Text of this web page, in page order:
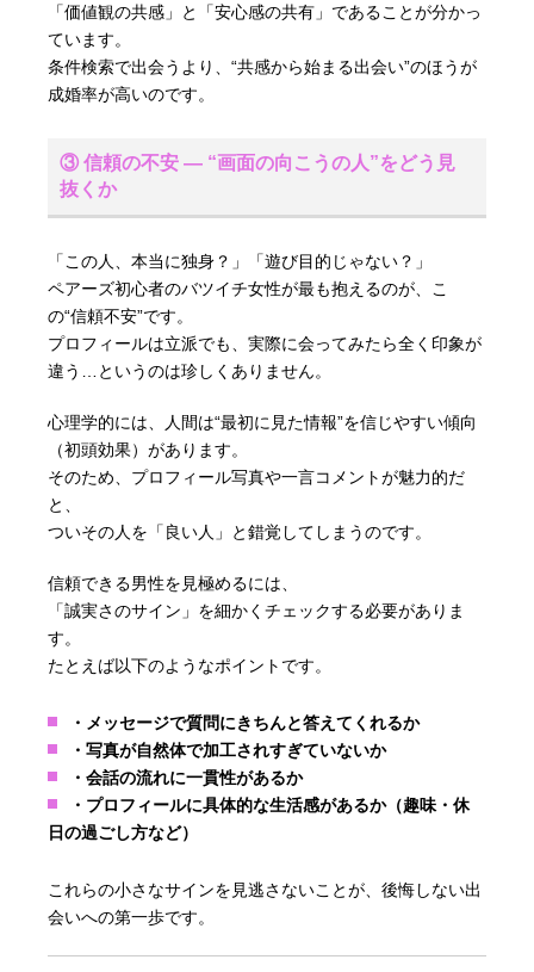
「価値観の共感」と「安心感の共有」であることが分かっ
ています。
条件検索で出会うより、“共感から始まる出会い”のほうが
成婚率が高いのです。
③ 信頼の不安 ― “画面の向こうの人”をどう見
抜くか
「この人、本当に独身？」「遊び目的じゃない？」
ペアーズ初心者のバツイチ女性が最も抱えるのが、こ
の“信頼不安”です。
プロフィールは立派でも、実際に会ってみたら全く印象が
違う…というのは珍しくありません。
心理学的には、人間は“最初に見た情報”を信じやすい傾向
（初頭効果）があります。
そのため、プロフィール写真や一言コメントが魅力的だ
と、
ついその人を「良い人」と錯覚してしまうのです。
信頼できる男性を見極めるには、
「誠実さのサイン」を細かくチェックする必要がありま
す。
たとえば以下のようなポイントです。
・メッセージで質問にきちんと答えてくれるか
・写真が自然体で加工されすぎていないか
・会話の流れに一貫性があるか
・プロフィールに具体的な生活感があるか（趣味・休
日の過ごし方など）
これらの小さなサインを見逃さないことが、後悔しない出
会いへの第一歩です。